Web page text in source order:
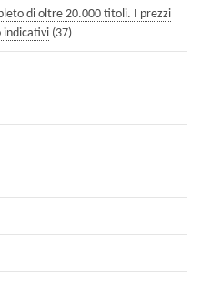
di oltre 20.000 titoli. I prezzi
indicativi (37)